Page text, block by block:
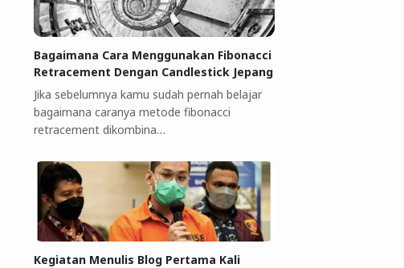
Bagaimana Cara Menggunakan Fibonacci
Retracement Dengan Candlestick Jepang
Jika sebelumnya kamu sudah pernah belajar
bagaimana caranya metode fibonacci
retracement dikombina…
Kegiatan Menulis Blog Pertama Kali